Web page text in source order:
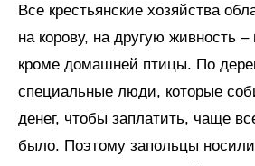
Все крестьянские хозяйства
на корову, на другую живность –
кроме домашней птицы. По
специальные люди, которые
денег, чтобы заплатить, чаще
было. Поэтому запольцы